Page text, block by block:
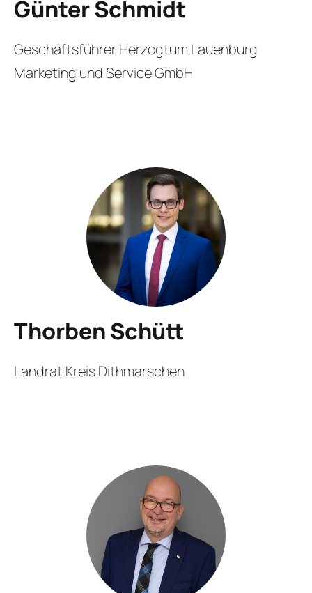
Günter Schmidt
Geschäftsführer Herzogtum Lauenburg
Marketing und Service GmbH
Thorben Schütt
Landrat Kreis Dithmarschen